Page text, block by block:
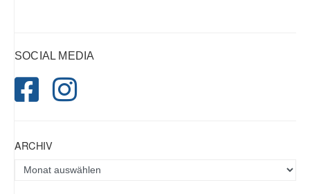
SOCIAL MEDIA
ARCHIV